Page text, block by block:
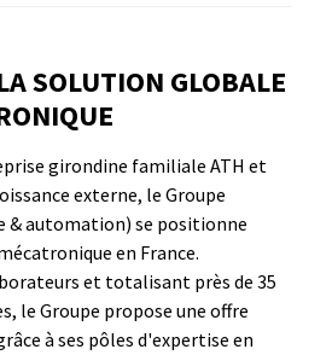
SOLUTION GLOBALE
girondine familiale ATH et
externe, le Groupe
& automation) se positionne
en France.
et totalisant près de 35
le Groupe propose une offre
à ses pôles d'expertise en